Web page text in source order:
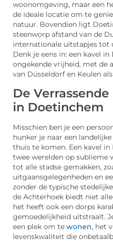
woonomgeving, maar een
de ideale locatie om te
natuur. Bovendien ligt
steenworp afstand van de
internationale uitstapjes tot
Denk je eens in: een kavel
ongekende vrijheid, met de
van Düsseldorf en Keulen
De
in Doetinchem
Misschien ben je een
hunker je naar een
thuis te komen. Een kavel
twee werelden op sublieme
tot alle stadse gemakken,
uitgaansgelegenheden en
zonder de typische
de Achterhoek biedt niet
het heeft ook een dorps
gemoedelijkheid uitstraalt.
een plek om te wonen, het
levenskwaliteit die